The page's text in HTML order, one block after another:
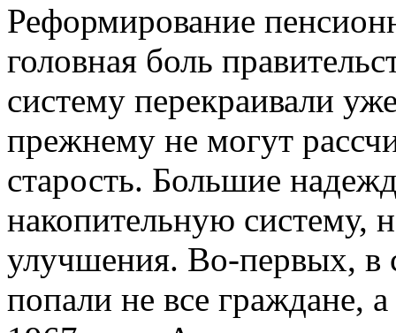
Реформирование
головная боль
систему перекраивали
прежнему не могут
старость. Большие
накопительную систему,
улучшения. Во-первых, в
попали не все граждане,